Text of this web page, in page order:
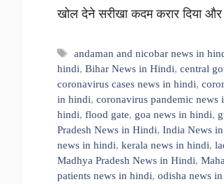
खोल देने सरीखा कदम करार दिया
Tags
andaman and nicobar news in
hindi, Bihar News in Hindi, central
coronavirus cases news in hindi,
in hindi, coronavirus pandemic news
hindi, flood gate, goa news in hindi,
Pradesh News in Hindi, India News
news in hindi, kerala news in hindi,
Madhya Pradesh News in Hindi,
patients news in hindi, odisha news